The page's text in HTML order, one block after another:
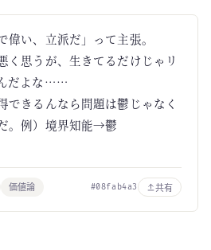
偉い、立派だ」って主張。
く思うが、生きてるだけじゃリ
だよな……
できるんなら問題は鬱じゃなく
。例）境界知能→鬱
価値論 #08fab4a3 共有